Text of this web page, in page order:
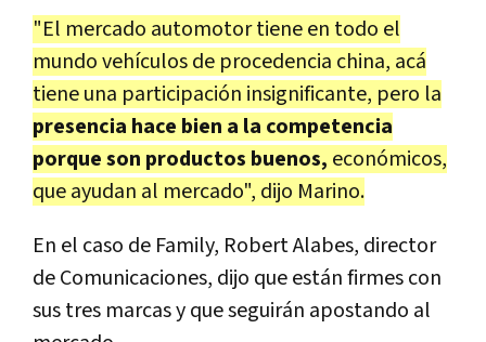
"El mercado automotor tiene en todo el
mundo vehículos de procedencia china, acá
tiene una participación insignificante, pero la
presencia hace bien a la competencia
porque son productos buenos, económicos,
que ayudan al mercado", dijo Marino.
En el caso de Family, Robert Alabes, director
de Comunicaciones, dijo que están firmes con
sus tres marcas y que seguirán apostando al